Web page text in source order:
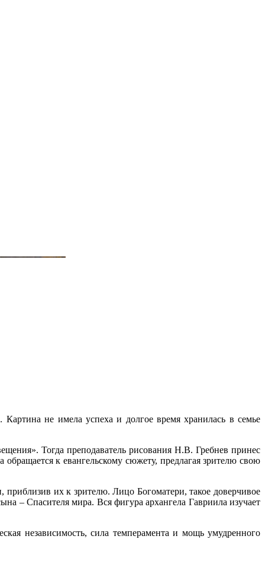
не имела успеха и долгое время хранилась в семье
Тогда преподаватель рисования Н.В. Гребнев принес
к евангельскому сюжету, предлагая зрителю свою
приблизив их к зрителю. Лицо Богоматери, такое доверчивое
– Спасителя мира. Вся фигура архангела Гавриила изучает
независимость, сила темперамента и мощь умудренного